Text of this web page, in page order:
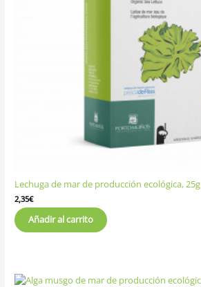
Lechuga de mar de producción ecológica, 25g
2,35€
Añadir al carrito